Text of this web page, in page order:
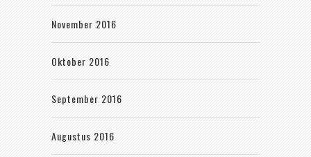
November 2016
Oktober 2016
September 2016
Augustus 2016